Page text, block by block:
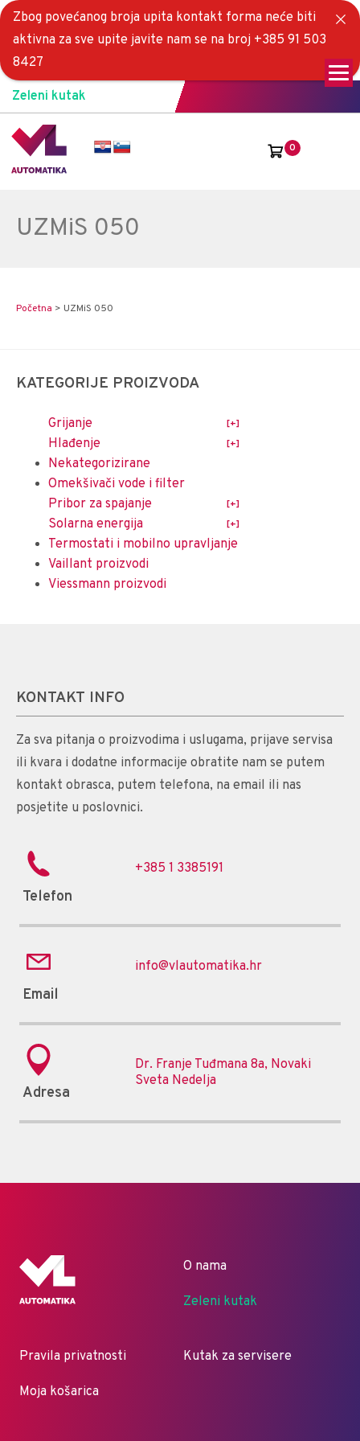
Zeleni kutak
0
UZMiS 050
Početna > UZMiS 050
KATEGORIJE PROIZVODA
Grijanje
Hlađenje
Nekategorizirane
Omekšivači vode i filter
Pribor za spajanje
Solarna energija
Termostati i mobilno upravljanje
Vaillant proizvodi
Viessmann proizvodi
KONTAKT INFO
Za sva pitanja o proizvodima i uslugama, prijave servisa
ili kvara i dodatne informacije obratite nam se putem
kontakt obrasca, putem telefona, na email ili nas
posjetite u poslovnici.
Telefon
+385 1 3385191
Email
info@vlautomatika.hr
Adresa
Dr. Franje Tuđmana 8a, Novaki
Sveta Nedelja
O nama
Zeleni kutak
Pravila privatnosti
Moja košarica
Kutak za servisere
Zbog povećanog broja upita kontakt forma neće biti
aktivna za sve upite javite nam se na broj +385 91 503
8427